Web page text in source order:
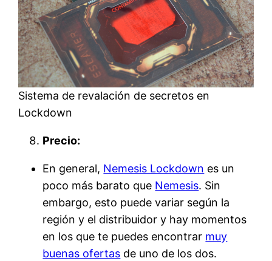
Sistema de revalación de secretos en
Lockdown
Precio:
En general, Nemesis Lockdown es un
poco más barato que Nemesis. Sin
embargo, esto puede variar según la
región y el distribuidor y hay momentos
en los que te puedes encontrar muy
buenas ofertas de uno de los dos.